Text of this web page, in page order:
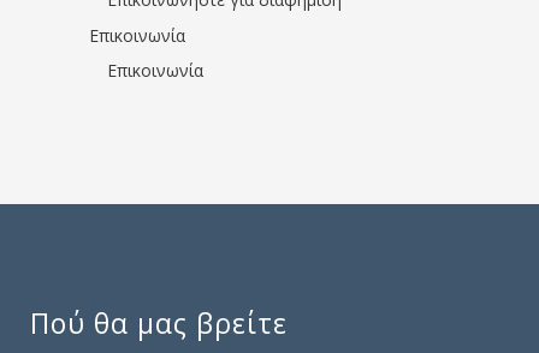
Επικοινωνία
Επικοινωνία
Πού θα μας βρείτε